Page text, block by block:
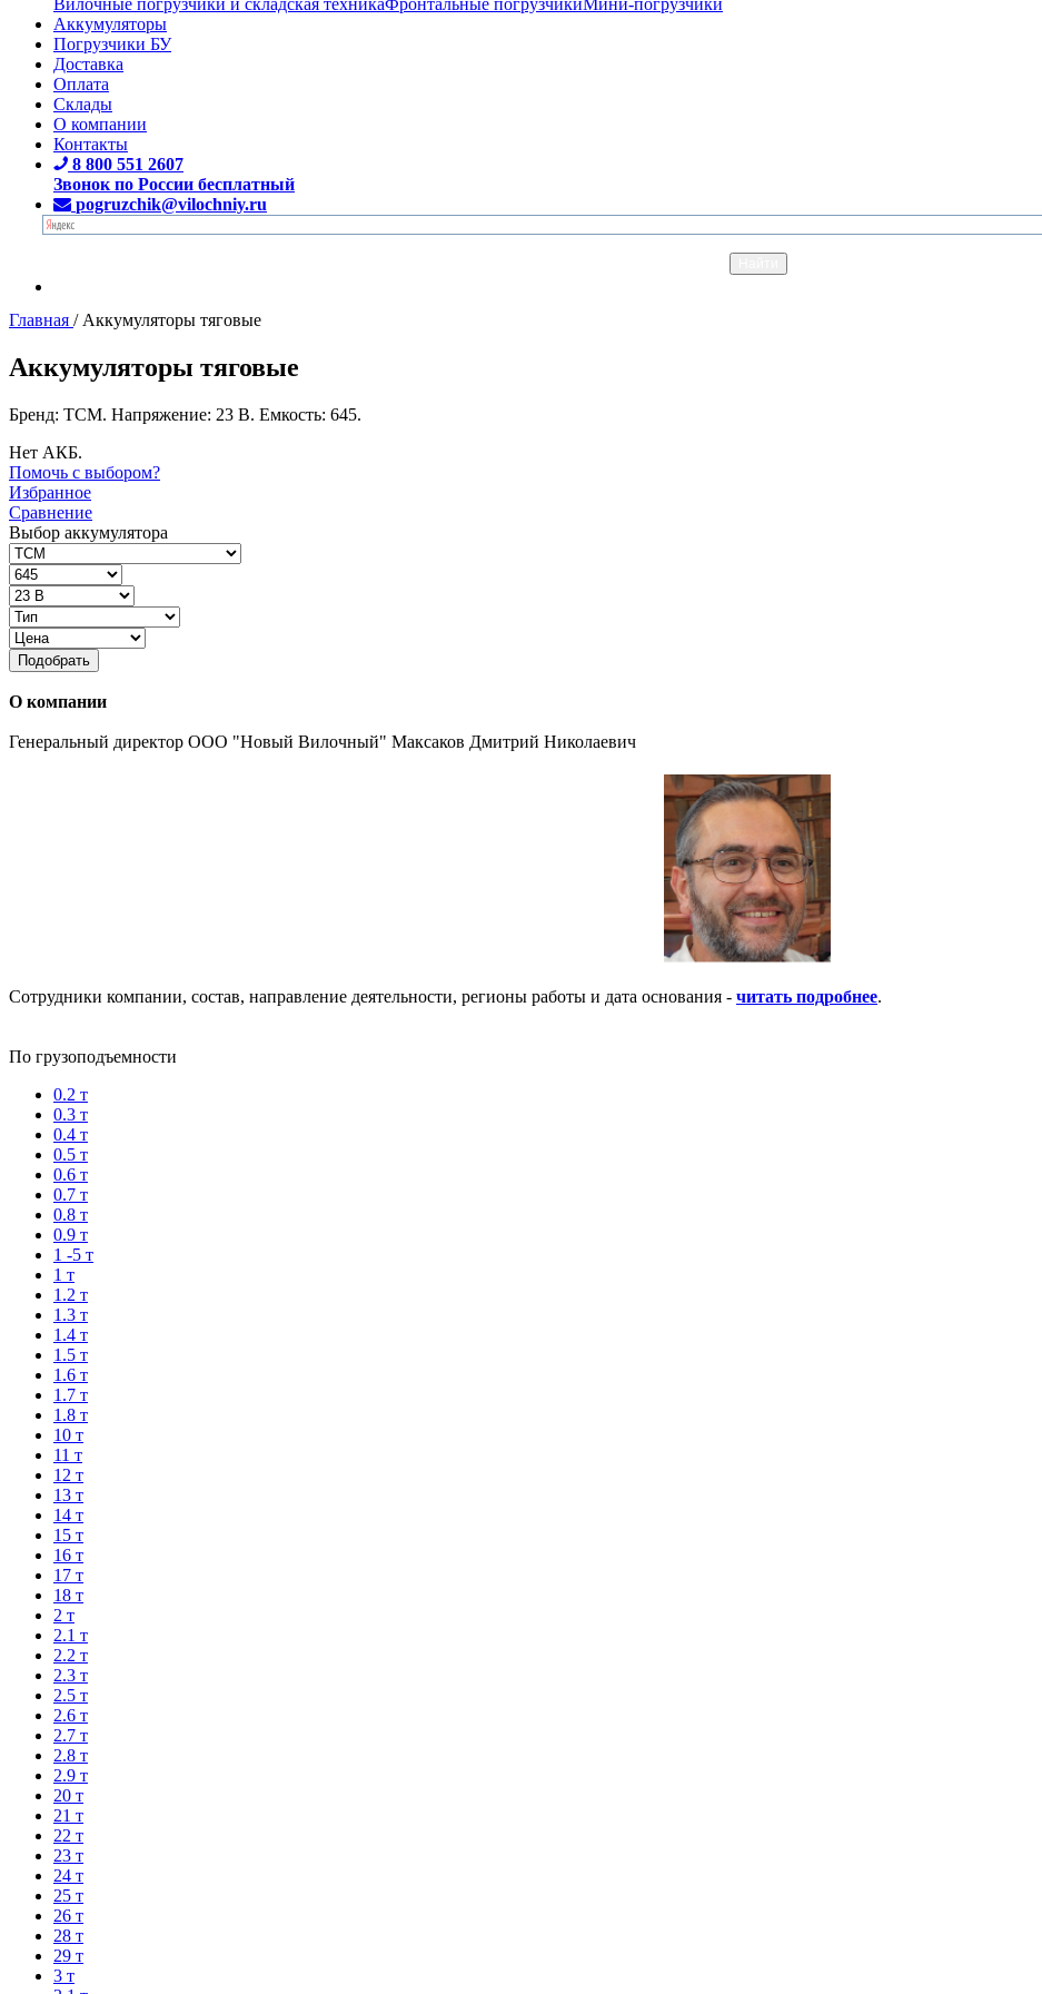
Аккумуляторы
Погрузчики БУ
Доставка
Оплата
Склады
О компании
Контакты
8 800 551 2607
Звонок по России бесплатный
pogruzchik@vilochniy.ru
Главная / Аккумуляторы тяговые
Аккумуляторы тяговые
Бренд: TCM. Напряжение: 23 В. Емкость: 645.
Нет АКБ.
Помочь с выбором?
Избранное
Сравнение
Выбор аккумулятора
Подобрать
О компании
Генеральный директор ООО "Новый Вилочный" Максаков Дмитрий Николаевич
Сотрудники компании, состав, направление деятельности, регионы работы и дата основания - читать подробнее.
По грузоподъемности
0.2 т
0.3 т
0.4 т
0.5 т
0.6 т
0.7 т
0.8 т
0.9 т
1 -5 т
1 т
1.2 т
1.3 т
1.4 т
1.5 т
1.6 т
1.7 т
1.8 т
10 т
11 т
12 т
13 т
14 т
15 т
16 т
17 т
18 т
2 т
2.1 т
2.2 т
2.3 т
2.5 т
2.6 т
2.7 т
2.8 т
2.9 т
20 т
21 т
22 т
23 т
24 т
25 т
26 т
28 т
29 т
3 т